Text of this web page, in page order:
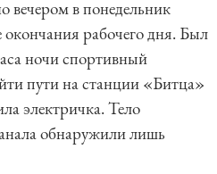
вечером в понедельник
рабочего дня. Был
ночи спортивный
пути на станции «Битца»
электричка. Тело
обнаружили лишь